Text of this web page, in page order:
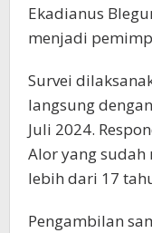
Ekadianus
menjadi
Survei
langsung
Juli 2024.
Alor yang
lebih dari 17
Pengambilan